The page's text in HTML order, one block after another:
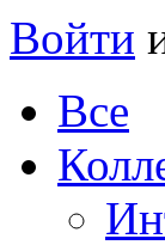
Войти
Все